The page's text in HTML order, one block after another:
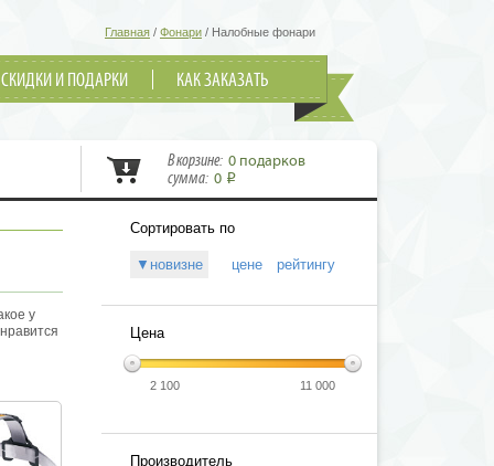
Главная / Фонари / Налобные фонари
СКИДКИ И ПОДАРКИ КАК ЗАКАЗАТЬ
В корзине: 0 подарков
сумма: 0 i
у
вам.
от
Сортировать по
▼новизне цене рейтингу
Цена
2 100 11 000
Производитель